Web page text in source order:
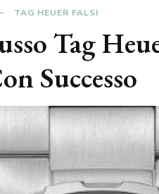
TAG HEUER FALSI
Tag
Successo